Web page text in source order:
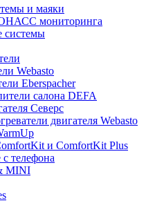
и маяки
мониторинга
системы
Webasto
Eberspacher
салона DEFA
Северс
двигателя Webasto
и ComfortKit Plus
телефона
MINI